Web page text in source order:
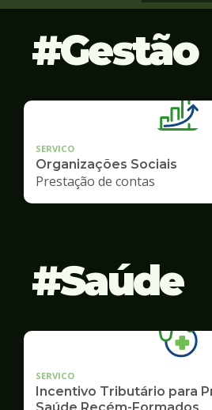
Gestão
SERVICO
Organizações Sociais
Prestação de contas
Saúde
SERVICO
Incentivo Tributário para